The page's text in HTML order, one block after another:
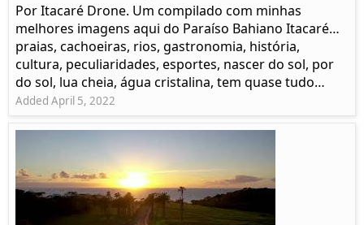
Por Itacaré Drone. Um compilado com minhas
melhores imagens aqui do Paraíso Bahiano Itacaré…
praias, cachoeiras, rios, gastronomia, história,
cultura, peculiaridades, esportes, nascer do sol, por
do sol, lua cheia, água cristalina, tem quase tudo…
Added April 5, 2022